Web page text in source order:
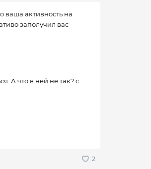
ваша активность на
заполучил вас
А что в ней не так? с